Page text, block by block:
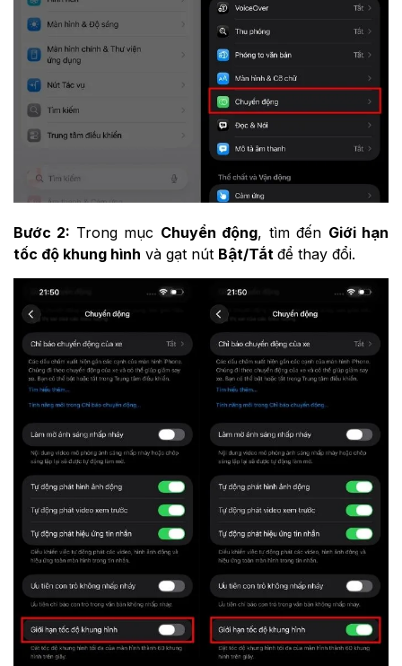
Bước 2: Trong mục Chuyển động, tìm đến Giới hạn
tốc độ khung hình và gạt nút Bật/Tắt để thay đổi.